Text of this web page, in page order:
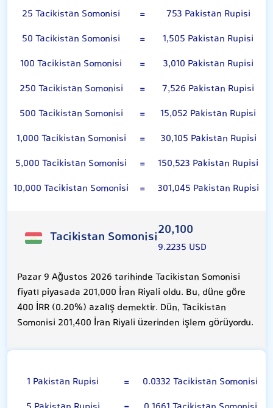
25 Tacikistan Somonisi
=
753 Pakistan Rupisi
50 Tacikistan Somonisi
=
1,505 Pakistan Rupisi
100 Tacikistan Somonisi
=
3,010 Pakistan Rupisi
250 Tacikistan Somonisi
=
7,526 Pakistan Rupisi
500 Tacikistan Somonisi
=
15,052 Pakistan Rupisi
1,000 Tacikistan Somonisi
=
30,105 Pakistan Rupisi
5,000 Tacikistan Somonisi
=
150,523 Pakistan Rupisi
10,000 Tacikistan Somonisi
= 301,045 Pakistan Rupisi
Tacikistan Somonisi20,100
9.2235 USD
Pazar 9 Ağustos 2026 tarihinde Tacikistan Somonisi
fiyatı piyasada 201,000 İran Riyali oldu. Bu, düne göre
400 İRR (0.20%) azalış demektir. Dün, Tacikistan
Somonisi 201,400 İran Riyali üzerinden işlem görüyordu.
1 Pakistan Rupisi =
0.0332 Tacikistan Somonisi